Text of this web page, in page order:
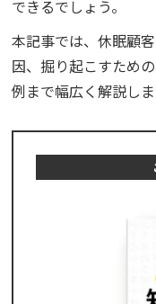
できるでしょう。
本記事では、休眠顧
因、掘り起こすため
例まで幅広く解説しま